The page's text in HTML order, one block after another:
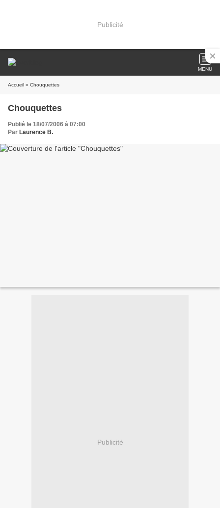
Publicité
MENU
Accueil » Chouquettes
Chouquettes
Publié le 18/07/2006 à 07:00
Par Laurence B.
Publicité